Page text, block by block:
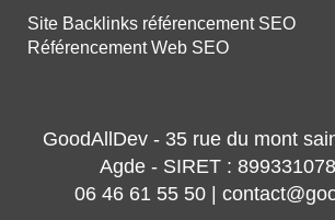
Site Backlinks référencement SEO
Référencement Web SEO
GoodAllDev - 35 rue du mont
Agde - SIRET :
06 46 61 55 50 |